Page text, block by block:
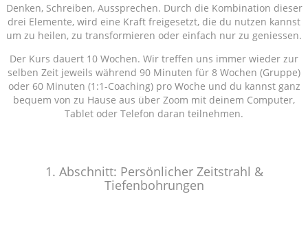
Denken, Schreiben, Aussprechen. Durch die Kombination dieser
drei Elemente, wird eine Kraft freigesetzt, die du nutzen kannst
um zu heilen, zu transformieren oder einfach nur zu geniessen.
Der Kurs dauert 10 Wochen. Wir treffen uns immer wieder zur
selben Zeit jeweils während 90 Minuten für 8 Wochen (Gruppe)
oder 60 Minuten (1:1-Coaching) pro Woche und du kannst ganz
bequem von zu Hause aus über Zoom mit deinem Computer,
Tablet oder Telefon daran teilnehmen.
1. Abschnitt: Persönlicher Zeitstrahl &
Tiefenbohrungen